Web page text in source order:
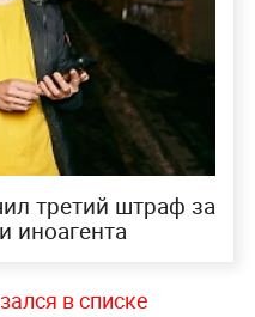
третий штраф за
иноагента
в списке